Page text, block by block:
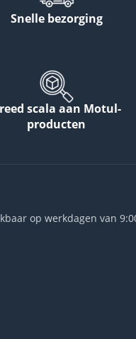
Snelle bezorging
scala aan Motul-
producten
op werkdagen van